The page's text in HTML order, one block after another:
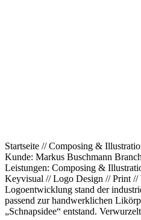
Startseite // Composing &
Kunde: Markus Buschmann
Leistungen: Composing &
Keyvisual // Logo Design // Print //
Logoentwicklung stand der
passend zur handwerklichen
„Schnapsidee“ entstand.